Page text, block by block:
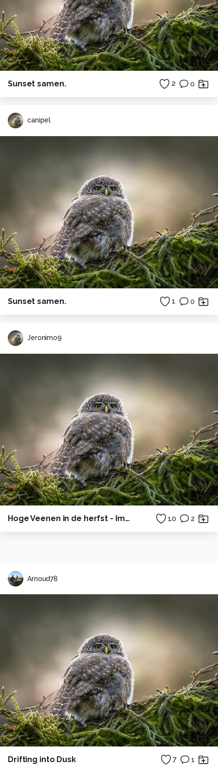
Sunset samen. 2 0
canipel
Sunset samen. 1 0
Jeronimo9
Hoge Veenen in de herfst - Impressie 10 2
Arnoud78
Drifting into Dusk 7 1